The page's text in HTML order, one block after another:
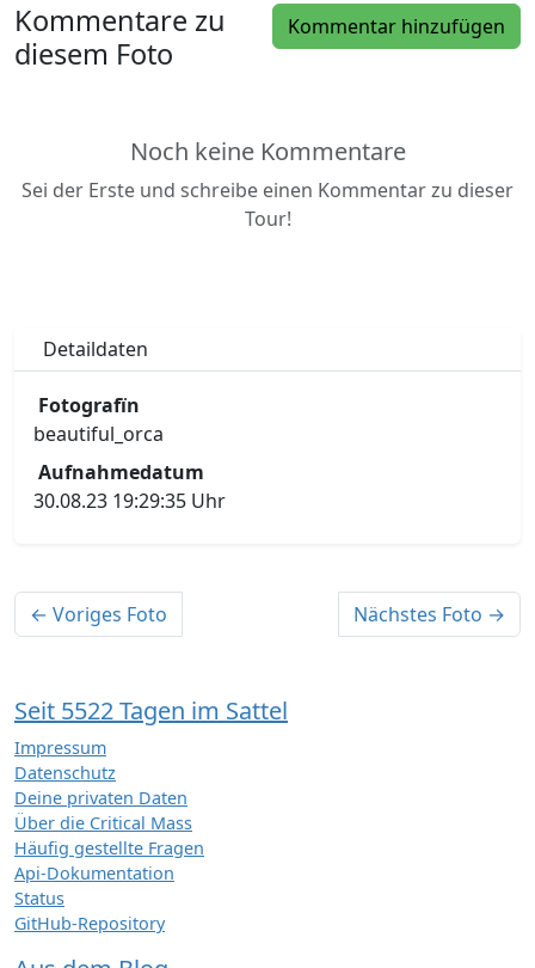
Kommentar hinzufügen
Kommentare zu
diesem Foto
Noch keine Kommentare
Sei der Erste und schreibe einen Kommentar zu dieser
Tour!
Detaildaten
Fotografïn
beautiful_orca
Aufnahmedatum
30.08.23 19:29:35 Uhr
← Voriges Foto Nächstes Foto →
Seit 5522 Tagen im Sattel
Impressum
Datenschutz
Deine privaten Daten
Über die Critical Mass
Häufig gestellte Fragen
Api-Dokumentation
Status
GitHub-Repository